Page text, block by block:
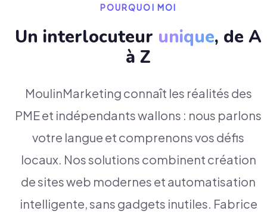
POURQUOI MOI
Un interlocuteur unique, de A
à Z
MoulinMarketing connaît les réalités des
PME et indépendants wallons : nous parlons
votre langue et comprenons vos défis
locaux. Nos solutions combinent création
de sites web modernes et automatisation
intelligente, sans gadgets inutiles. Fabrice